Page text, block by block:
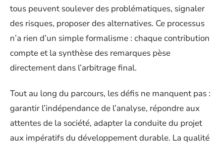
tous peuvent soulever des problématiques, signaler
des risques, proposer des alternatives. Ce processus
n’a rien d’un simple formalisme : chaque contribution
compte et la synthèse des remarques pèse
directement dans l’arbitrage final.
Tout au long du parcours, les défis ne manquent pas :
garantir l’indépendance de l’analyse, répondre aux
attentes de la société, adapter la conduite du projet
aux impératifs du développement durable. La qualité